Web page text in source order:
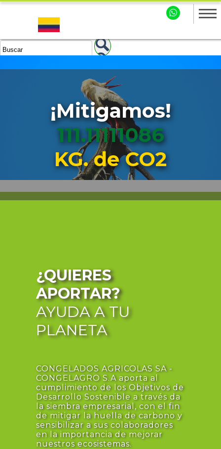
¡Mitigamos!
111.11111087
KG. de CO2
¿QUIERES
APORTAR?
AYUDA A TU
PLANETA
CONGELADOS AGRICOLAS SA -
CONGELAGRO S.A aporta al
cumplimiento de los Objetivos de
Desarrollo Sostenible a través da
la siembra empresarial, con el fin
de mitigar la huella de carbono y
sensibilizar a sus colaboradores
en la importancia de mejorar
nuestros ecosistemas.